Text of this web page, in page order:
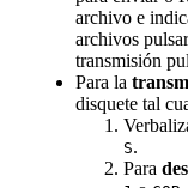
archivo e
archivos
transmisión
Para la
disquete tal
S.
Para